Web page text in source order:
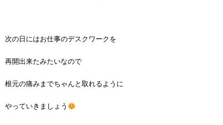
次の日にはお仕事のデスクワークを
再開出来たみたいなので
根元の痛みまでちゃんと取れるように
やっていきましょう